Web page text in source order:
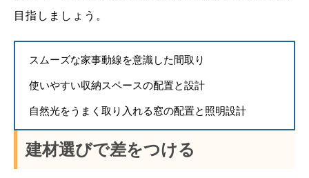
目指しましょう。
スムーズな家事動線を意識した間取り
使いやすい収納スペースの配置と設計
自然光をうまく取り入れる窓の配置と照明設計
建材選びで差をつける